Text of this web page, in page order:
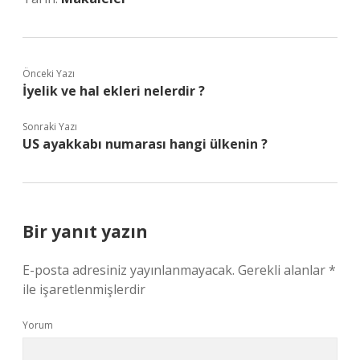
Önceki Yazı
İyelik ve hal ekleri nelerdir ?
Sonraki Yazı
US ayakkabı numarası hangi ülkenin ?
Bir yanıt yazın
E-posta adresiniz yayınlanmayacak. Gerekli alanlar*
ile işaretlenmişlerdir
Yorum